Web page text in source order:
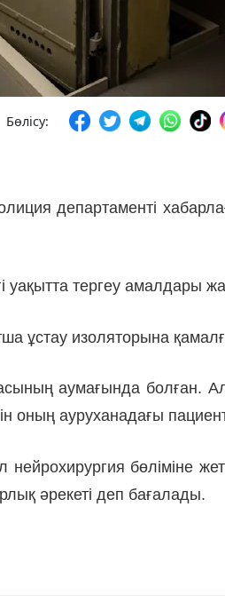
Бөлісу:
департаменті
уақытта тергеу амалдары
ұстау изоляторына
аумағында болған.
ауруханадағы
бөліміне
әрекеті деп бағалады.